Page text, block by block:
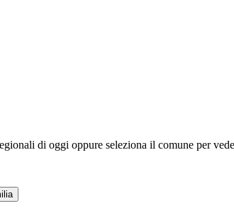
di oggi oppure seleziona il comune per